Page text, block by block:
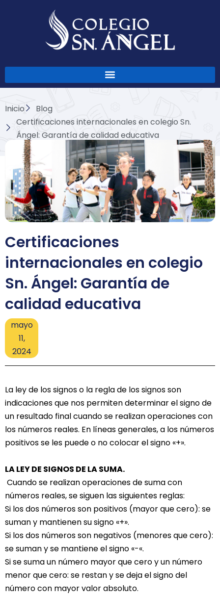
Inicio
Blog
Certificaciones internacionales en colegio Sn.
Ángel: Garantía de calidad educativa
Certificaciones
internacionales en colegio
Sn. Ángel: Garantía de
calidad educativa
mayo
11,
2024
La ley de los signos o la regla de los signos son
indicaciones que nos permiten determinar el signo de
un resultado final cuando se realizan operaciones con
los números reales. En líneas generales, a los números
positivos se les puede o no colocar el signo «+».
LA LEY DE SIGNOS DE LA SUMA.
Cuando se realizan operaciones de suma con
números reales, se siguen las siguientes reglas:
Si los dos números son positivos (mayor que cero): se
suman y mantienen su signo «+».
Si los dos números son negativos (menores que cero):
se suman y se mantiene el signo «-«.
Si se suma un número mayor que cero y un número
menor que cero: se restan y se deja el signo del
número con mayor valor absoluto.